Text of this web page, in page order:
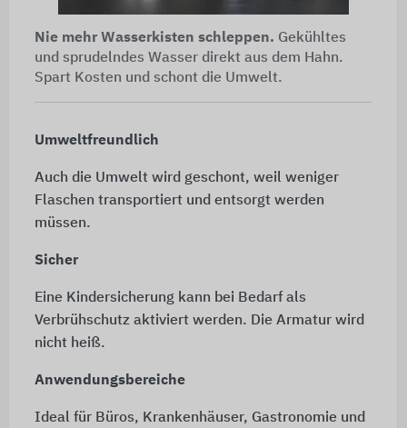
Nie mehr Wasserkisten schleppen. Gekühltes
und sprudelndes Wasser direkt aus dem Hahn.
Spart Kosten und schont die Umwelt.
Umweltfreundlich
Auch die Umwelt wird geschont, weil weniger
Flaschen transportiert und entsorgt werden
müssen.
Sicher
Eine Kindersicherung kann bei Bedarf als
Verbrühschutz aktiviert werden. Die Armatur wird
nicht heiß.
Anwendungsbereiche
Ideal für Büros, Krankenhäuser, Gastronomie und